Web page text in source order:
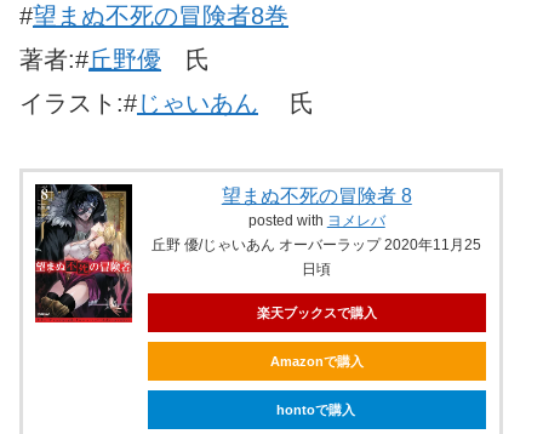
#望まぬ不死の冒険者8巻
著者:#丘野優 氏
イラスト:#じゃいあん 氏
望まぬ不死の冒険者 8
posted with ヨメレバ
丘野 優/じゃいあん オーバーラップ 2020年11月25
日頃
楽天ブックスで購入
Amazonで購入
hontoで購入